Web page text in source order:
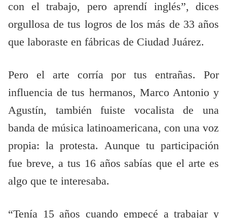
con el trabajo, pero aprendí inglés”, dices
orgullosa de tus logros de los más de 33 años
que laboraste en fábricas de Ciudad Juárez.
Pero el arte corría por tus entrañas. Por
influencia de tus hermanos, Marco Antonio y
Agustín, también fuiste vocalista de una
banda de música latinoamericana, con una voz
propia: la protesta. Aunque tu participación
fue breve, a tus 16 años sabías que el arte es
algo que te interesaba.
“Tenía 15 años cuando empecé a trabajar y